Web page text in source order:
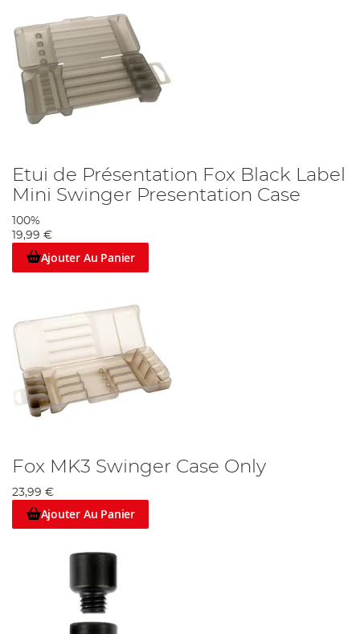
Etui de Présentation Fox Black Label
Mini Swinger Presentation Case
100%
19,99 €
Ajouter Au Panier
Fox MK3 Swinger Case Only
23,99 €
Ajouter Au Panier